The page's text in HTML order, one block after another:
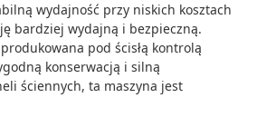
wydajność przy niskich kosztach
bardziej wydajną i bezpieczną.
pod ścisłą kontrolą
konserwacją i silną
ściennych, ta maszyna jest